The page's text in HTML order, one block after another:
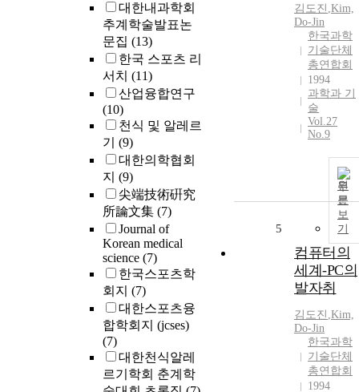
대한내과학회
추계학술발표논
문집 (13)
한국 스포츠 리
서치 (11)
산업융합연구
(10)
천식 및 알레르
기 (9)
대한의학협회
지 (9)
尖端技術硏究
所論文集 (7)
Journal of
Korean medical
science (7)
한국스포츠학
회지 (7)
대한스포츠융
합학회지 (jcses)
(7)
대한천식알레
르기학회 춘계학
김도진 ,Kim,
Do-Jin
한국과학
기술단체
총연합회
1994
과학과 기
술
Vol.27
No.9
원
문
보
기
5
컴퓨터의
세계-PC의
발자취
김도진 ,Kim,
Do-Jin
한국과학
기술단체
총연합회
1994